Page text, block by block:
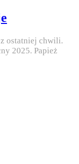
ostatniej chwili.
2025. Papież